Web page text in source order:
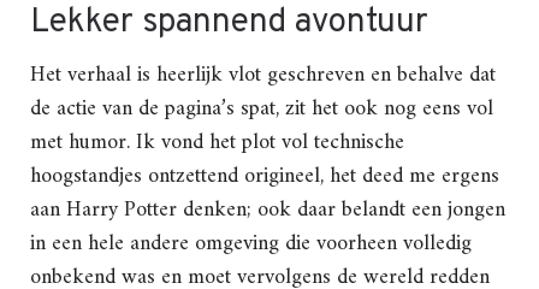
Lekker spannend avontuur
Het verhaal is heerlijk vlot geschreven en behalve dat
de actie van de pagina’s spat, zit het ook nog eens vol
met humor. Ik vond het plot vol technische
hoogstandjes ontzettend origineel, het deed me ergens
aan Harry Potter denken; ook daar belandt een jongen
in een hele andere omgeving die voorheen volledig
onbekend was en moet vervolgens de wereld redden